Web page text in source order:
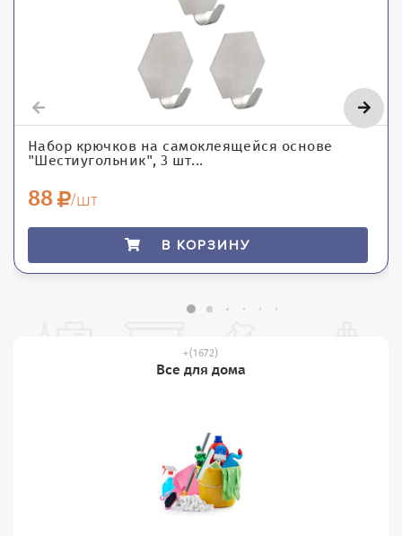
Набор крючков на самоклеящейся основе
"Шестиугольник", 3 шт...
88 /шт
В КОРЗИНУ
(1672)
Все для дома